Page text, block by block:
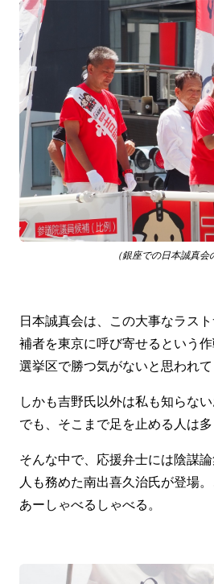
（銀座での日本誠真会
日本誠真会は、この大事なラス
補者を東京に呼び寄せるという作
選挙区で勝つ気がないと思われて
しかも吉野氏以外は私も知らな
でも、そこまで足を止める人は多
そんな中で、応援弁士には陰謀
人も務めた南出喜久治氏が登場
あーしゃべるしゃべる。